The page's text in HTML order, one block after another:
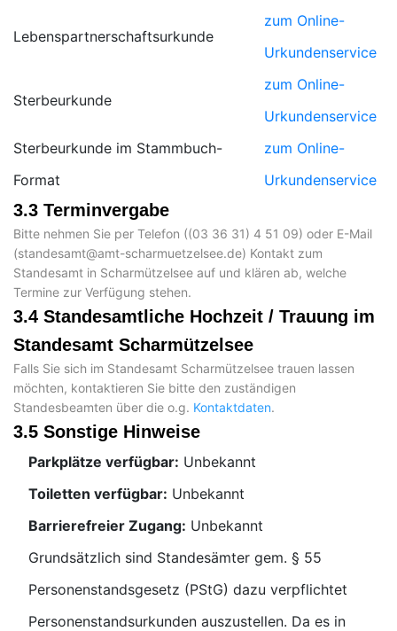
Lebenspartnerschaftsurkunde
zum Online-
Urkundenservice
Sterbeurkunde
zum Online-
Urkundenservice
Sterbeurkunde im Stammbuch-
Format
zum Online-
Urkundenservice
3.3 Terminvergabe
Bitte nehmen Sie per Telefon (
) oder E-Mail
(
) Kontakt zum
Standesamt in Scharmützelsee auf und klären ab, welche
Termine zur Verfügung stehen.
3.4 Standesamtliche Hochzeit / Trauung im
Standesamt Scharmützelsee
Falls Sie sich im Standesamt Scharmützelsee trauen lassen
möchten, kontaktieren Sie bitte den zuständigen
Standesbeamten über die o.g. Kontaktdaten.
3.5 Sonstige Hinweise
Parkplätze verfügbar: Unbekannt
Toiletten verfügbar: Unbekannt
Barrierefreier Zugang: Unbekannt
Grundsätzlich sind Standesämter gem. § 55
Personenstandsgesetz (PStG) dazu verpflichtet
Personenstandsurkunden auszustellen. Da es in